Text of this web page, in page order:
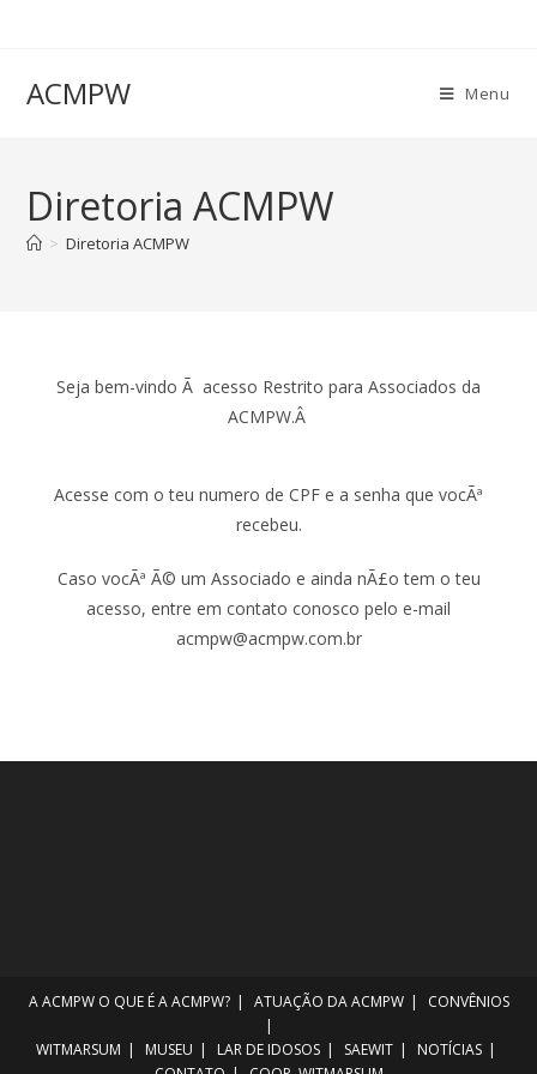
ACMPW Menu
Diretoria ACMPW
> Diretoria ACMPW
Seja bem-vindo Ã acesso Restrito para Associados da
ACMPW.Â
Acesse com o teu numero de CPF e a senha que vocÃª
recebeu.
Caso vocÃª Ã© um Associado e ainda nÃ£o tem o teu
acesso, entre em contato conosco pelo e-mail
acmpw@acmpw.com.br
A ACMPW O QUE É A ACMPW? ATUAÇÃO DA ACMPW CONVÊNIOS
WITMARSUM MUSEU LAR DE IDOSOS SAEWIT
NOTÍCIAS